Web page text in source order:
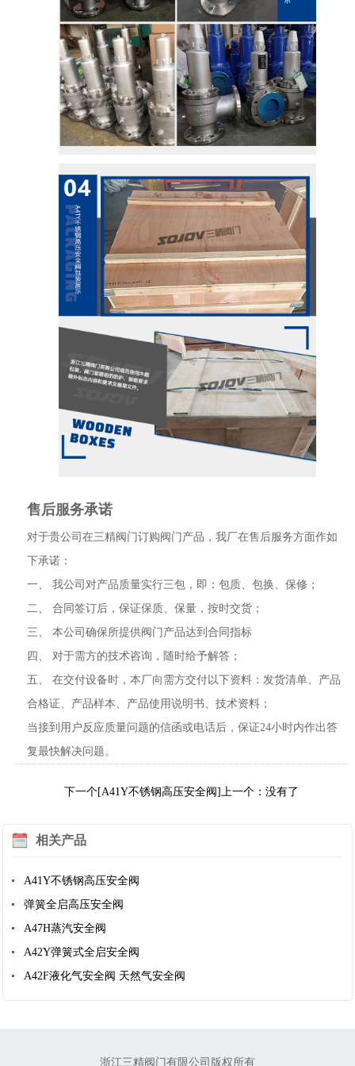
售后服务承诺
对于贵公司在三精阀门订购阀门产品，我厂在售后服务方面作如
下承诺：
一、 我公司对产品质量实行三包，即：包质、包换、保修；
二、 合同签订后，保证保质、保量，按时交货；
三、 本公司确保所提供阀门产品达到合同指标
四、 对于需方的技术咨询，随时给予解答；
五、 在交付设备时，本厂向需方交付以下资料：发货清单、产品
合格证、产品样本、产品使用说明书、技术资料；
当接到用户反应质量问题的信函或电话后，保证24小时内作出答
复最快解决问题。
下一个[A41Y不锈钢高压安全阀] 上一个：没有了
相关产品
A41Y不锈钢高压安全阀
弹簧全启高压安全阀
A47H蒸汽安全阀
A42Y弹簧式全启安全阀
A42F液化气安全阀 天然气安全阀
浙江三精阀门有限公司版权所有